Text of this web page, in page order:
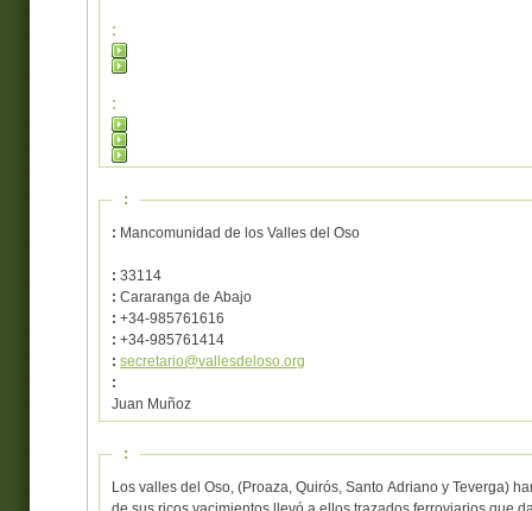
:
:
:
: Mancomunidad de los Valles del Oso
: 33114
: Cararanga de Abajo
: +34-985761616
: +34-985761414
: secretario@vallesdeloso.org
:
Juan Muñoz
:
Los valles del Oso, (Proaza, Quirós, Santo Adriano y Teverga)